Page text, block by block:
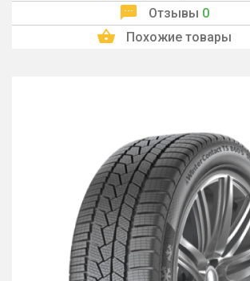
Отзывы 0
Похожие товары